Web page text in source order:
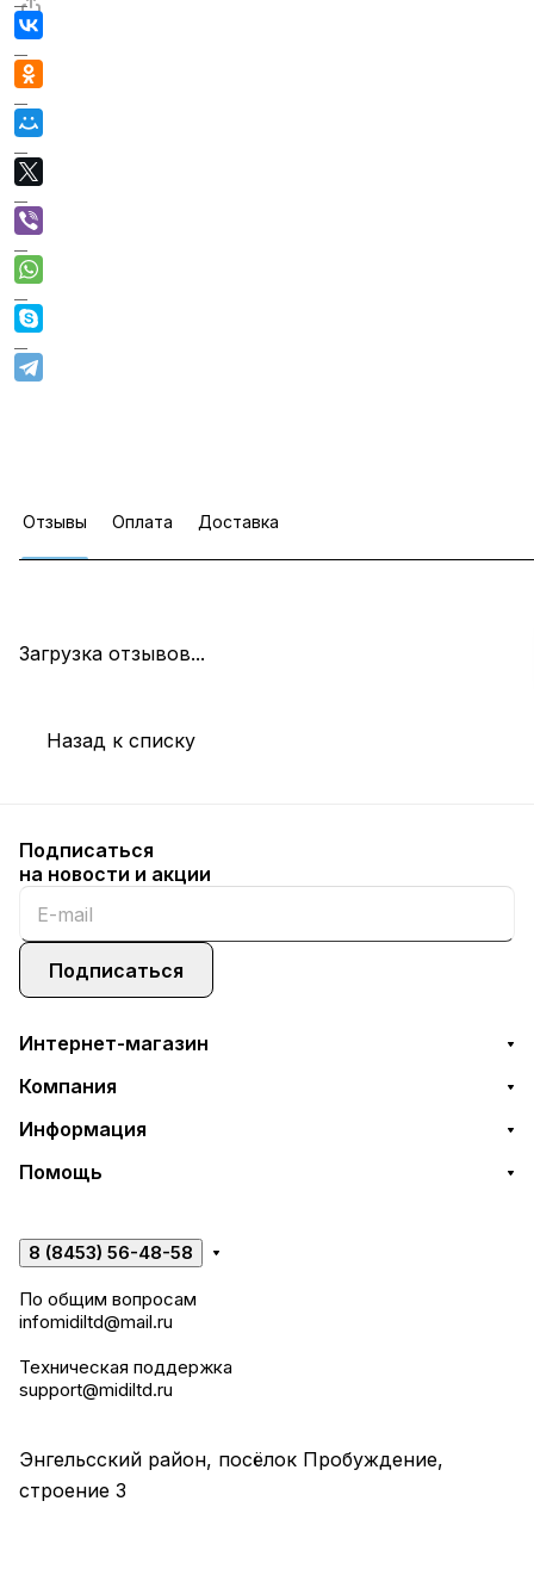
Отзывы Оплата Доставка
Загрузка отзывов...
Назад к списку
Подписаться
на новости и акции
Подписаться
Интернет-магазин
Компания
Информация
Помощь
8 (8453) 56-48-58
По общим вопросам
infomidiltd@mail.ru
Техническая поддержка
support@midiltd.ru
Энгельсский район, посёлок Пробуждение,
строение 3